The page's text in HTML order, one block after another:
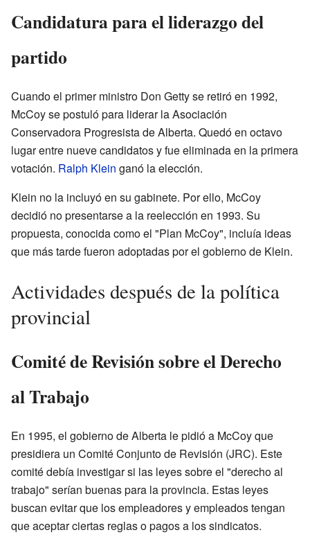
Candidatura para el liderazgo del
partido
Cuando el primer ministro Don Getty se retiró en 1992,
McCoy se postuló para liderar la Asociación
Conservadora Progresista de Alberta. Quedó en octavo
lugar entre nueve candidatos y fue eliminada en la primera
votación. Ralph Klein ganó la elección.
Klein no la incluyó en su gabinete. Por ello, McCoy
decidió no presentarse a la reelección en 1993. Su
propuesta, conocida como el "Plan McCoy", incluía ideas
que más tarde fueron adoptadas por el gobierno de Klein.
Actividades después de la política
provincial
Comité de Revisión sobre el Derecho
al Trabajo
En 1995, el gobierno de Alberta le pidió a McCoy que
presidiera un Comité Conjunto de Revisión (JRC). Este
comité debía investigar si las leyes sobre el "derecho al
trabajo" serían buenas para la provincia. Estas leyes
buscan evitar que los empleadores y empleados tengan
que aceptar ciertas reglas o pagos a los sindicatos.